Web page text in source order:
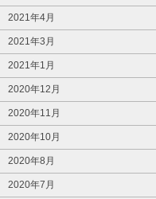
2021年4月
2021年3月
2021年1月
2020年12月
2020年11月
2020年10月
2020年8月
2020年7月